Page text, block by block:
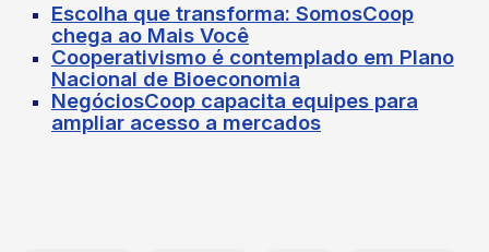
Escolha que transforma: SomosCoop
chega ao Mais Você
Cooperativismo é contemplado em Plano
Nacional de Bioeconomia
NegóciosCoop capacita equipes para
ampliar acesso a mercados